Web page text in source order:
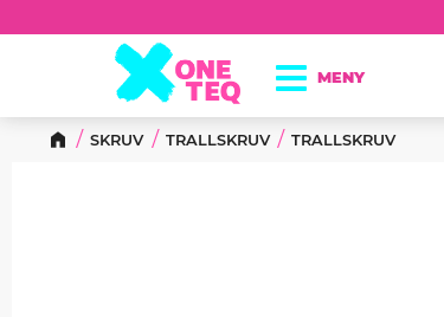
SKRUV TRALLSKRUV TRALLSKRUV